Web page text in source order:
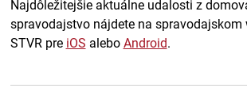
Najdôležitejšie aktuálne udalosti z
spravodajstvo nájdete na spravodajskom
STVR pre iOS alebo Android.